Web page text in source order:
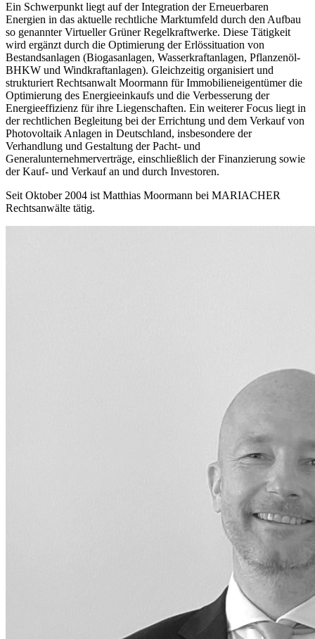
Ein Schwerpunkt liegt auf der Integration der Erneuerbaren
Energien in das aktuelle rechtliche Marktumfeld durch den Aufbau
so genannter Virtueller Grüner Regelkraftwerke. Diese Tätigkeit
wird ergänzt durch die Optimierung der Erlössituation von
Bestandsanlagen (Biogasanlagen, Wasserkraftanlagen, Pflanzenöl-
BHKW und Windkraftanlagen). Gleichzeitig organisiert und
strukturiert Rechtsanwalt Moormann für Immobilieneigentümer die
Optimierung des Energieeinkaufs und die Verbesserung der
Energieeffizienz für ihre Liegenschaften. Ein weiterer Focus liegt in
der rechtlichen Begleitung bei der Errichtung und dem Verkauf von
Photovoltaik Anlagen in Deutschland, insbesondere der
Verhandlung und Gestaltung der Pacht- und
Generalunternehmerverträge, einschließlich der Finanzierung sowie
der Kauf- und Verkauf an und durch Investoren.
Seit Oktober 2004 ist Matthias Moormann bei MARIACHER
Rechtsanwälte tätig.